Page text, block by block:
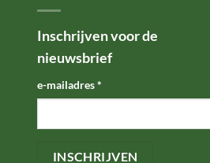
Inschrijven voor de
nieuwsbrief
e-mailadres*